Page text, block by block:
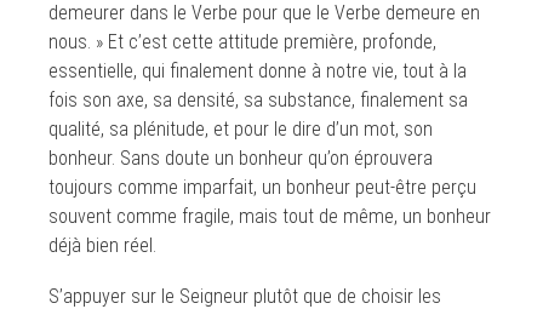
demeurer dans le Verbe pour que le Verbe demeure en
nous. » Et c’est cette attitude première, profonde,
essentielle, qui finalement donne à notre vie, tout à la
fois son axe, sa densité, sa substance, finalement sa
qualité, sa plénitude, et pour le dire d’un mot, son
bonheur. Sans doute un bonheur qu’on éprouvera
toujours comme imparfait, un bonheur peut-être perçu
souvent comme fragile, mais tout de même, un bonheur
déjà bien réel.
S’appuyer sur le Seigneur plutôt que de choisir les